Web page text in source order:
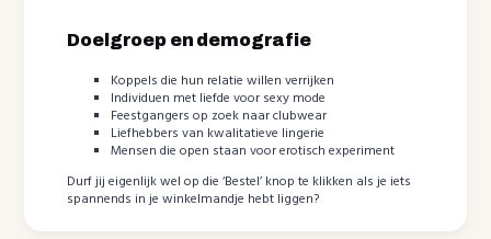
Doelgroep en demografie
Koppels die hun relatie willen verrijken
Individuen met liefde voor sexy mode
Feestgangers op zoek naar clubwear
Liefhebbers van kwalitatieve lingerie
Mensen die open staan voor erotisch experiment
Durf jij eigenlijk wel op die ‘Bestel’ knop te klikken als je iets
spannends in je winkelmandje hebt liggen?